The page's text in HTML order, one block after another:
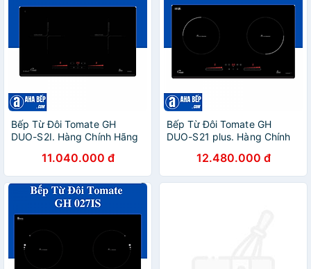
Bếp Từ Đôi Tomate GH
DUO-S2I. Hàng Chính Hãng
11.040.000 đ
Bếp Từ Đôi Tomate GH
DUO-S21 plus. Hàng Chính
12.480.000 đ